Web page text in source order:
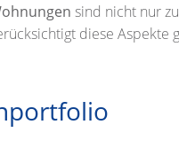
sind nicht nur
diese Aspekte